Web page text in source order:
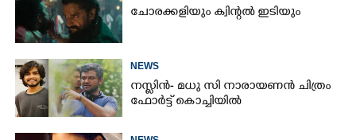
ചോരക്കളിയും ക്വിന്റൽ ഇടിയും
NEWS
നസ്ലിൻ- മധു സി നാരായണൻ ചിത്രം
ഫോർട്ട് കൊച്ചിയിൽ